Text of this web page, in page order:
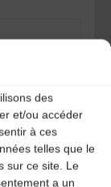
des
et/ou accéder
à ces
telles que le
sur ce site. Le
a un
M
REPLY